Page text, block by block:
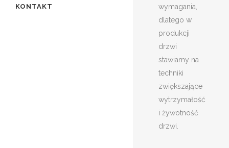
KONTAKT
wymagania,
dlatego w
produkcji
drzwi
stawiamy na
techniki
zwiększające
wytrzymałość
i żywotność
drzwi.